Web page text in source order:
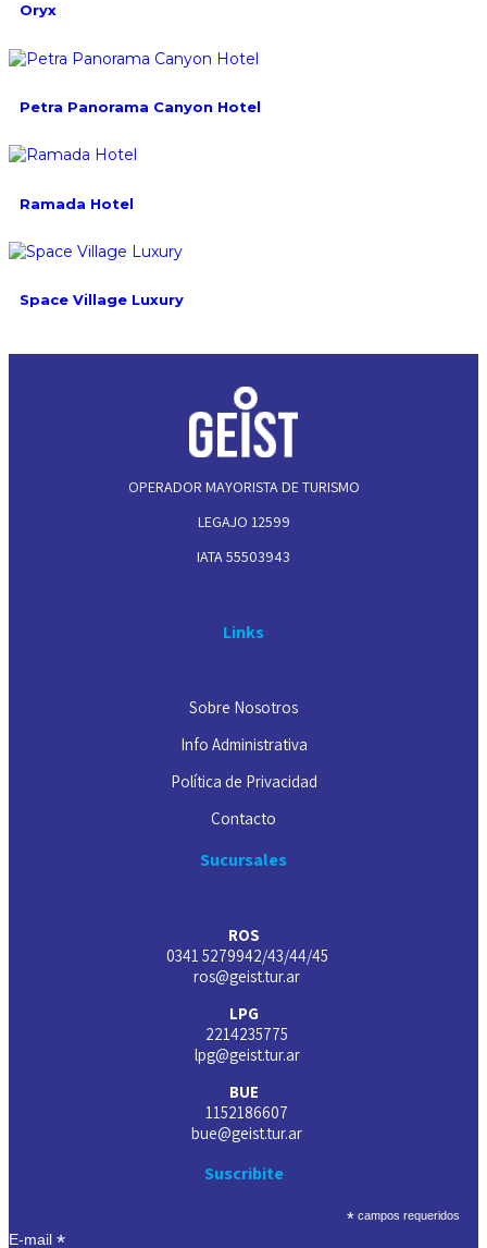
Oryx
Petra Panorama Canyon Hotel
Ramada Hotel
Space Village Luxury
OPERADOR MAYORISTA DE TURISMO
LEGAJO 12599
IATA 55503943
Links
Sobre Nosotros
Info Administrativa
Política de Privacidad
Contacto
Sucursales
ROS
0341 5279942/43/44/45
ros@geist.tur.ar
LPG
2214235775
lpg@geist.tur.ar
BUE
1152186607
bue@geist.tur.ar
Suscribite
*campos requeridos
E-mail *